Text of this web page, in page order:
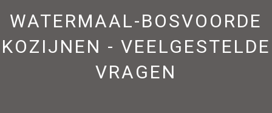
WATERMAAL-BOSVOORDE
KOZIJNEN - VEELGESTELDE
VRAGEN